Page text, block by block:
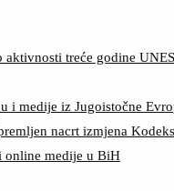
treće godine
i medije iz Jugoistočne
nacrt izmjena
online medije u BiH